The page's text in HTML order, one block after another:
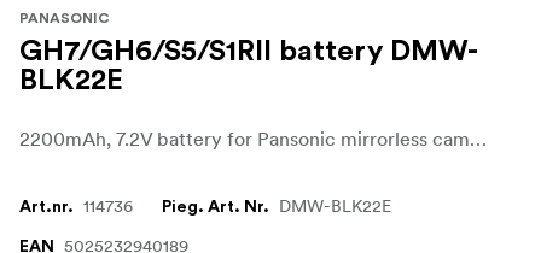
PANASONIC
GH7/GH6/S5/S1RII battery DMW-
BLK22E
2200mAh, 7.2V battery for Pansonic mirrorless cameras
Art.nr. 114736 Pieg. Art. Nr. DMW-BLK22E
EAN 5025232940189